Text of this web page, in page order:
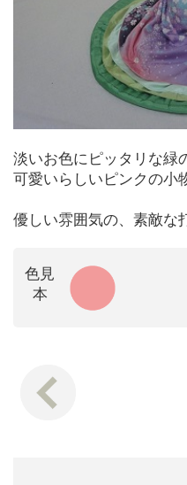
淡いお色にピッタリな緑
可愛いらしいピンクの小
優しい雰囲気の、素敵
色見
本